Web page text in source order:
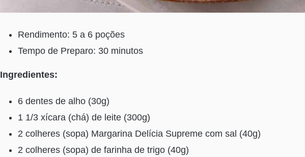
Rendimento: 5 a 6 poções
Tempo de Preparo: 30 minutos
Ingredientes:
6 dentes de alho (30g)
1 1/3 xícara (chá) de leite (300g)
2 colheres (sopa) Margarina Delícia Supreme com sal (40g)
2 colheres (sopa) de farinha de trigo (40g)